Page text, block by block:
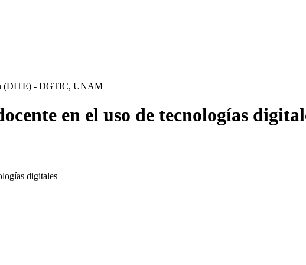
(DITE) - DGTIC, UNAM
en el uso de tecnologías
digitales